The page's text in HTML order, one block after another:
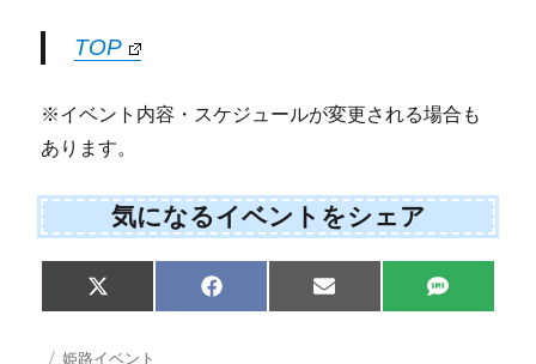
TOP
※イベント内容・スケジュールが変更される場合も
あります。
気になるイベントをシェア
Share
on
X
(
w
Share
on
F
a
Share
on
E
m
Share
on
S
M
投 カ
姫路イベント